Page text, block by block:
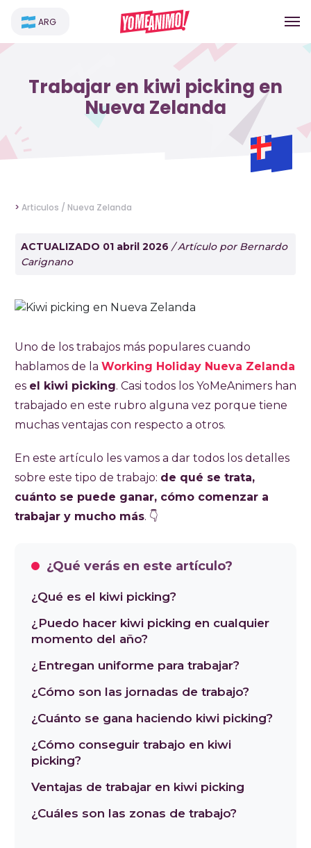
ARG
Trabajar en kiwi picking en
Nueva Zelanda
> Articulos / Nueva Zelanda
ACTUALIZADO 01 abril 2026 / Artículo por Bernardo
Carignano
Uno de los trabajos más populares cuando
hablamos de la Working Holiday Nueva Zelanda
es el kiwi picking. Casi todos los YoMeAnimers han
trabajado en este rubro alguna vez porque tiene
muchas ventajas con respecto a otros.
En este artículo les vamos a dar todos los detalles
sobre este tipo de trabajo: de qué se trata,
cuánto se puede ganar, cómo comenzar a
trabajar y mucho más. 👇
¿Qué verás en este artículo?
¿Qué es el kiwi picking?
¿Puedo hacer kiwi picking en cualquier
momento del año?
¿Entregan uniforme para trabajar?
¿Cómo son las jornadas de trabajo?
¿Cuánto se gana haciendo kiwi picking?
¿Cómo conseguir trabajo en kiwi
picking?
Ventajas de trabajar en kiwi picking
¿Cuáles son las zonas de trabajo?